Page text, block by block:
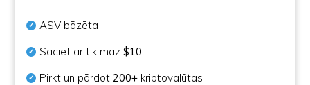
ASV bāzēta
Sāciet ar tik maz$10
Pirkt un pārdot200+ kriptovalūtas